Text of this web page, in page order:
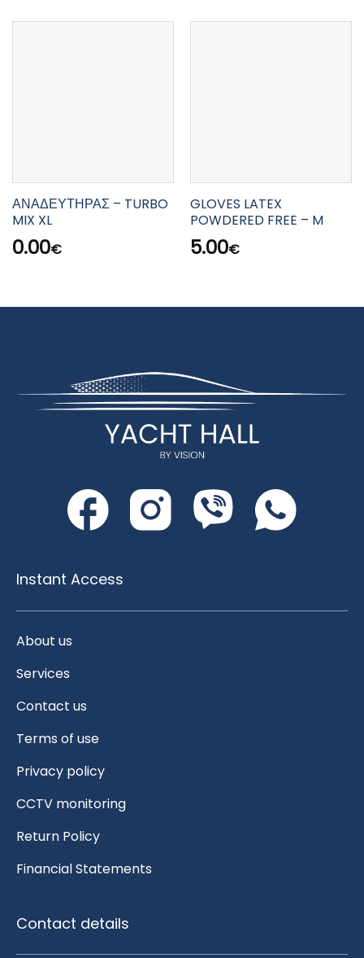
ΑΝΑΔΕΥΤΗΡΑΣ – TURBO
MIX XL
0.00€
GLOVES LATEX
POWDERED FREE – M
5.00€
Instant Access
About us
Services
Contact us
Terms of use
Privacy policy
CCTV monitoring
Return Policy
Financial Statements
Contact details